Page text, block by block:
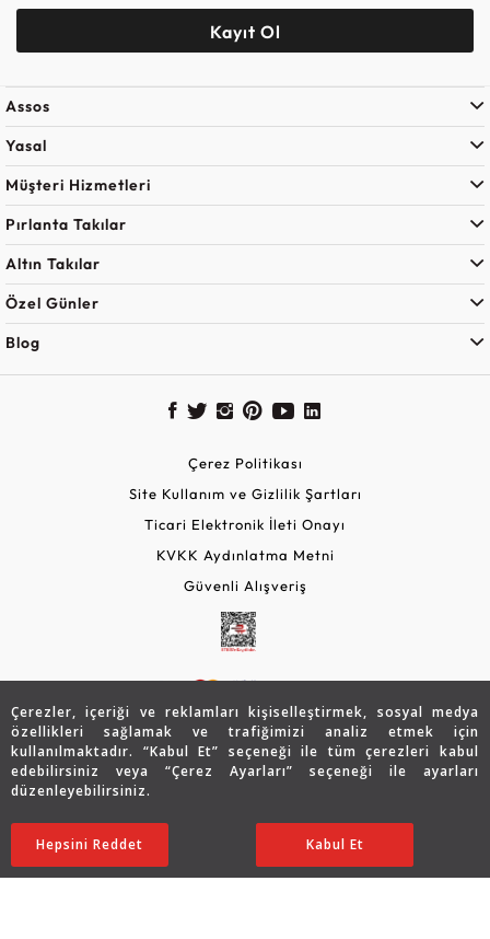
Çerezler, içeriği ve reklamları kişiselleştirmek, sosyal medya
özellikleri sağlamak ve trafiğimizi analiz etmek için
kullanılmaktadır. “Kabul Et” seçeneği ile tüm çerezleri kabul
edebilirsiniz veya “Çerez Ayarları” seçeneği ile ayarları
düzenleyebilirsiniz.
Ayarları Düzenle
Hepsini Reddet Kabul Et
39.807 TL
19.903TL SATIN ALIN
Kayıt Ol
Assos
Yasal
Müşteri Hizmetleri
Pırlanta Takılar
Altın Takılar
Özel Günler
Blog
© 2026 Assos Diamond
Çerez Politikası
Site Kullanım ve Gizlilik Şartları
Ticari Elektronik İleti Onayı
KVKK Aydınlatma Metni
Güvenli Alışveriş
Copyright © 2026 Assos Pırlanta - Bu sitenin tüm hakları